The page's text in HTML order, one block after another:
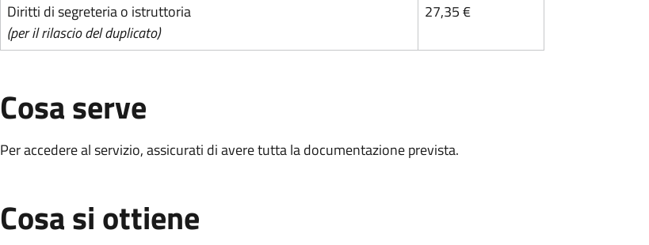
Diritti di segreteria o istruttoria
(per il rilascio del duplicato)
27,35 €
Cosa serve
Per accedere al servizio, assicurati di avere tutta la documentazione prevista.
Cosa si ottiene